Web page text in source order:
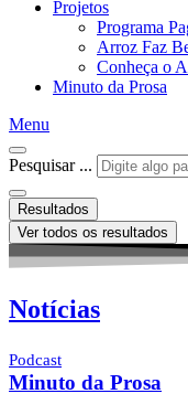
Projetos
Programa
Arroz Faz
Conheça o
Minuto da Prosa
Menu
Pesquisar ...
Resultados
Ver todos os resultados
Notícias
Podcast
Minuto da Prosa